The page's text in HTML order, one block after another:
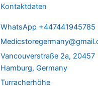
Kontaktdaten
WhatsApp +447441945785
Vancouverstraße 2a, 20457
Hamburg, Germany
Turracherhöhe